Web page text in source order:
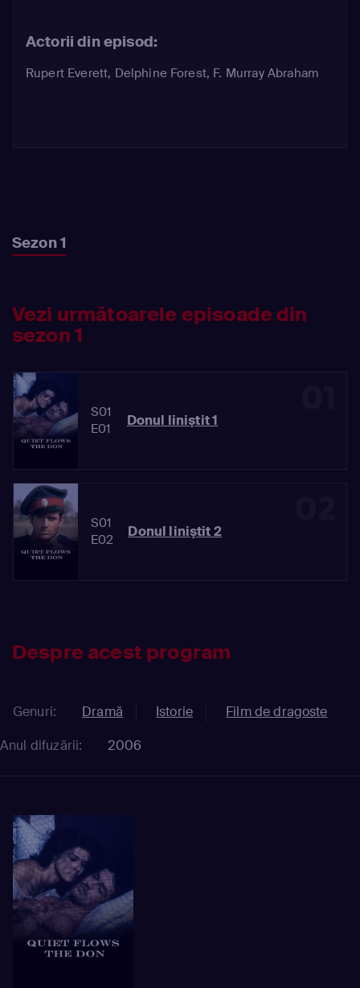
Actorii din episod:
Rupert Everett, Delphine Forest, F. Murray Abraham
Sezon 1
Vezi următoarele episoade din
sezon 1
S01
E01
Donul liniştit 1
S01
E02
Donul liniştit 2
Despre acest program
Genuri: Dramă Istorie
Film de dragoste
Anul difuzării:
2006